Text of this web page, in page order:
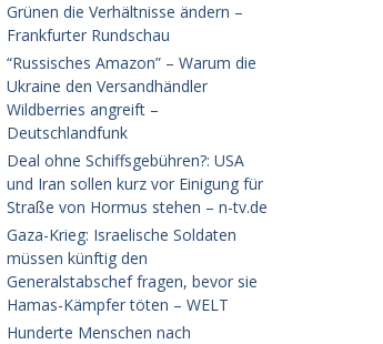
Grünen die Verhältnisse ändern –
Frankfurter Rundschau
“Russisches Amazon” – Warum die
Ukraine den Versandhändler
Wildberries angreift –
Deutschlandfunk
Deal ohne Schiffsgebühren?: USA
und Iran sollen kurz vor Einigung für
Straße von Hormus stehen – n-tv.de
Gaza-Krieg: Israelische Soldaten
müssen künftig den
Generalstabschef fragen, bevor sie
Hamas-Kämpfer töten – WELT
Hunderte Menschen nach